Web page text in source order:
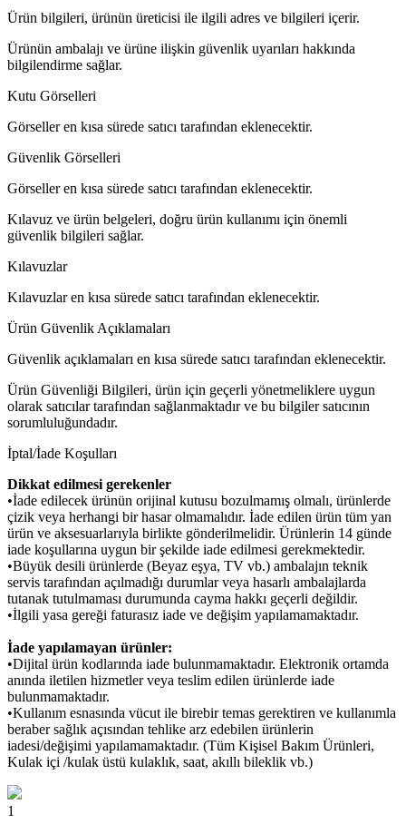
Ürün bilgileri, ürünün üreticisi ile ilgili adres ve bilgileri içerir.
Ürünün ambalajı ve ürüne ilişkin güvenlik uyarıları hakkında
bilgilendirme sağlar.
Kutu Görselleri
Görseller en kısa sürede satıcı tarafından eklenecektir.
Güvenlik Görselleri
Görseller en kısa sürede satıcı tarafından eklenecektir.
Kılavuz ve ürün belgeleri, doğru ürün kullanımı için önemli
güvenlik bilgileri sağlar.
Kılavuzlar
Kılavuzlar en kısa sürede satıcı tarafından eklenecektir.
Ürün Güvenlik Açıklamaları
Güvenlik açıklamaları en kısa sürede satıcı tarafından eklenecektir.
Ürün Güvenliği Bilgileri, ürün için geçerli yönetmeliklere uygun
olarak satıcılar tarafından sağlanmaktadır ve bu bilgiler satıcının
sorumluluğundadır.
İptal/İade Koşulları
Dikkat edilmesi gerekenler
•İade edilecek ürünün orijinal kutusu bozulmamış olmalı, ürünlerde
çizik veya herhangi bir hasar olmamalıdır. İade edilen ürün tüm yan
ürün ve aksesuarlarıyla birlikte gönderilmelidir. Ürünlerin 14 günde
iade koşullarına uygun bir şekilde iade edilmesi gerekmektedir.
•Büyük desili ürünlerde (Beyaz eşya, TV vb.) ambalajın teknik
servis tarafından açılmadığı durumlar veya hasarlı ambalajlarda
tutanak tutulmaması durumunda cayma hakkı geçerli değildir.
•İlgili yasa gereği faturasız iade ve değişim yapılamamaktadır.
İade yapılamayan ürünler:
•Dijital ürün kodlarında iade bulunmamaktadır. Elektronik ortamda
anında iletilen hizmetler veya teslim edilen ürünlerde iade
bulunmamaktadır.
•Kullanım esnasında vücut ile birebir temas gerektiren ve kullanımla
beraber sağlık açısından tehlike arz edebilen ürünlerin
iadesi/değişimi yapılamamaktadır. (Tüm Kişisel Bakım Ürünleri,
Kulak içi /kulak üstü kulaklık, saat, akıllı bileklik vb.)
1